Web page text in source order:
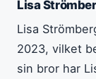
Lisa
Lisa
2023, vilket
sin bror har